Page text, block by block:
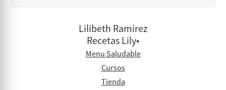
Lilibeth Ramirez
Recetas Lily•
Menu Saludable
Cursos
Tienda